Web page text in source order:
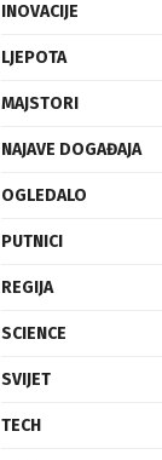
INOVACIJE
LJEPOTA
MAJSTORI
NAJAVE DOGAĐAJA
OGLEDALO
PUTNICI
REGIJA
SCIENCE
SVIJET
TECH